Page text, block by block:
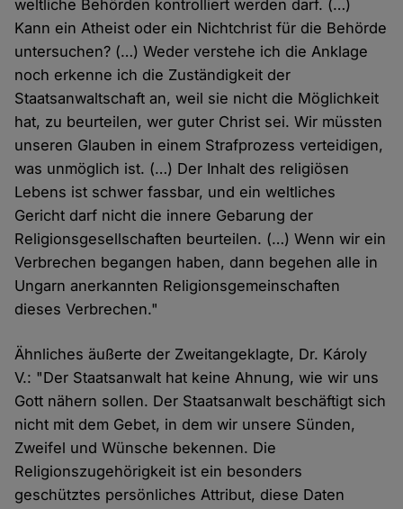
weltliche Behörden kontrolliert werden darf. (…)
Kann ein Atheist oder ein Nichtchrist für die Behörde
untersuchen? (…) Weder verstehe ich die Anklage
noch erkenne ich die Zuständigkeit der
Staatsanwaltschaft an, weil sie nicht die Möglichkeit
hat, zu beurteilen, wer guter Christ sei. Wir müssten
unseren Glauben in einem Strafprozess verteidigen,
was unmöglich ist. (…) Der Inhalt des religiösen
Lebens ist schwer fassbar, und ein weltliches
Gericht darf nicht die innere Gebarung der
Religionsgesellschaften beurteilen. (…) Wenn wir ein
Verbrechen begangen haben, dann begehen alle in
Ungarn anerkannten Religionsgemeinschaften
dieses Verbrechen."
Ähnliches äußerte der Zweitangeklagte, Dr. Károly
V.: "Der Staatsanwalt hat keine Ahnung, wie wir uns
Gott nähern sollen. Der Staatsanwalt beschäftigt sich
nicht mit dem Gebet, in dem wir unsere Sünden,
Zweifel und Wünsche bekennen. Die
Religionszugehörigkeit ist ein besonders
geschütztes persönliches Attribut, diese Daten